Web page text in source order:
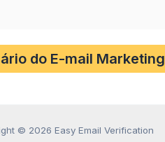
do E-mail Marketing
© 2026 Easy Email Verification